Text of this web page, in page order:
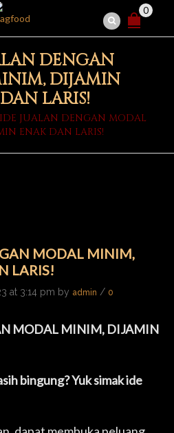
0
DENGAN
DIJAMIN
LARIS!
JUALAN DENGAN MODAL
ENAK DAN LARIS!
MODAL MINIM,
LARIS!
at 3:14 pm by admin / 0
MODAL MINIM, DIJAMIN
bingung? Yuk simak ide